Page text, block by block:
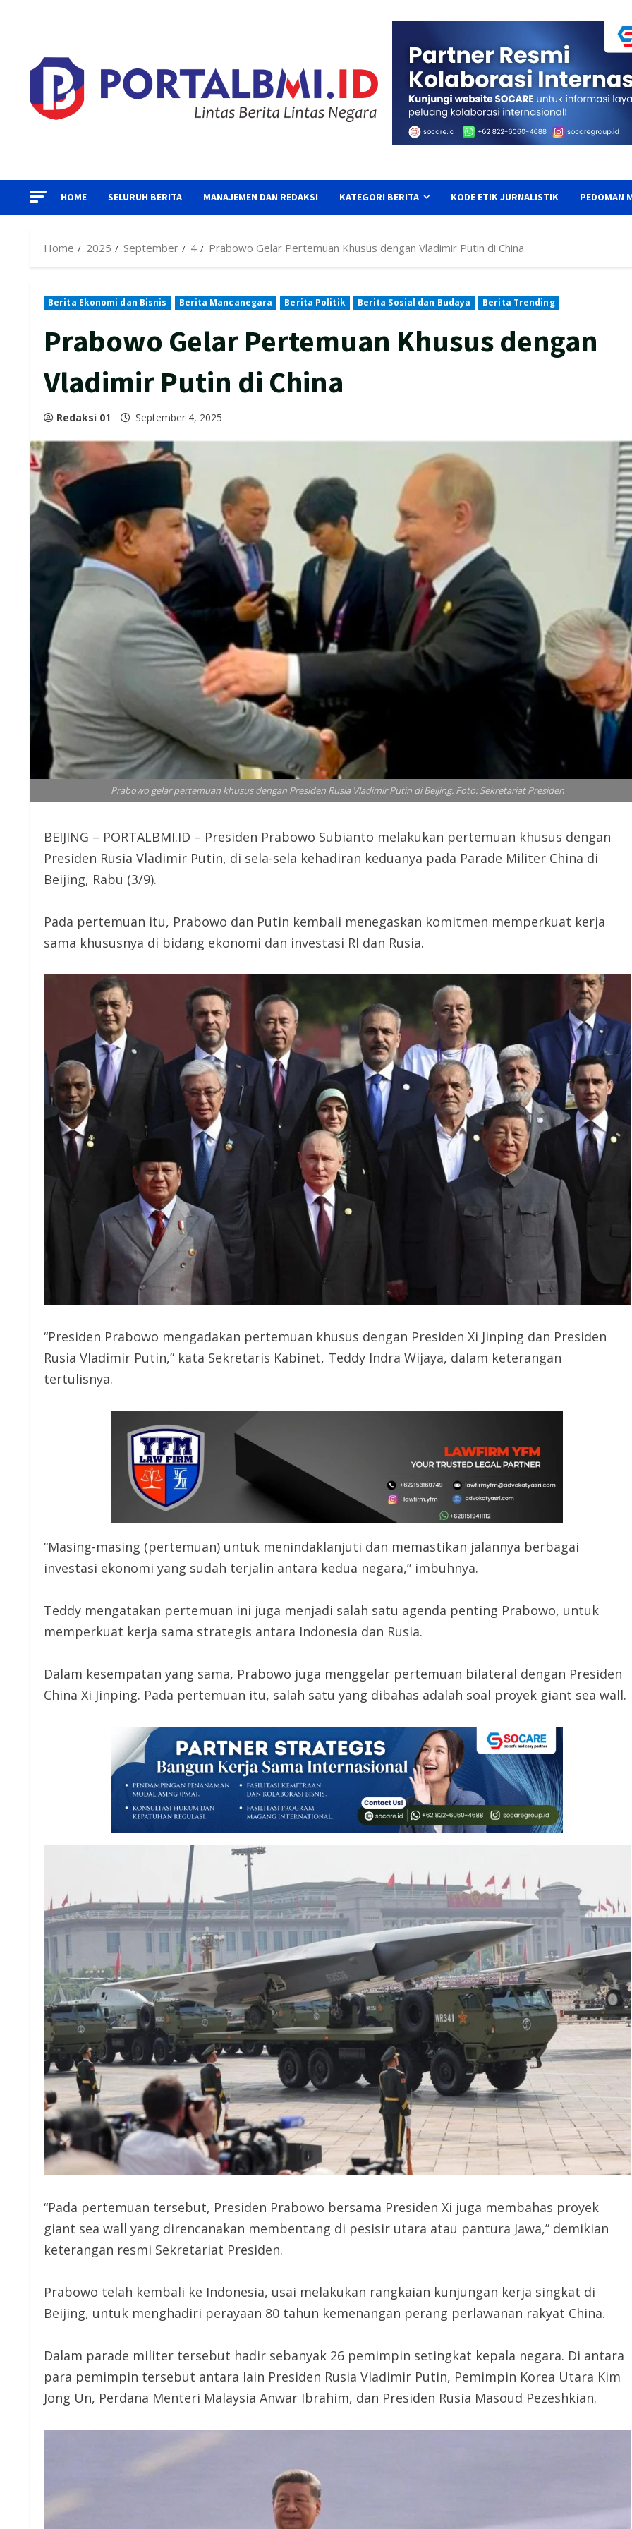
HOME SELURUH BERITA MANAJEMEN DAN REDAKSI KATEGORI BERITA KODE ETIK JURNALISTIK PEDOMAN
Home 2025 September 4 Prabowo Gelar Pertemuan Khusus dengan Vladimir Putin di China
Berita Ekonomi dan Bisnis Berita Mancanegara Berita Politik Berita Sosial dan Budaya Berita Trending
Prabowo Gelar Pertemuan Khusus dengan
Vladimir Putin di China
Redaksi 01 September 4, 2025
Prabowo gelar pertemuan khusus dengan Presiden Rusia Vladimir Putin di Beijing. Foto: Sekretariat Presiden
BEIJING – PORTALBMI.ID – Presiden Prabowo Subianto melakukan pertemuan khusus dengan
Presiden Rusia Vladimir Putin, di sela-sela kehadiran keduanya pada Parade Militer China di
Beijing, Rabu (3/9).
Pada pertemuan itu, Prabowo dan Putin kembali menegaskan komitmen memperkuat kerja
sama khususnya di bidang ekonomi dan investasi RI dan Rusia.
“Presiden Prabowo mengadakan pertemuan khusus dengan Presiden Xi Jinping dan Presiden
Rusia Vladimir Putin,” kata Sekretaris Kabinet, Teddy Indra Wijaya, dalam keterangan
tertulisnya.
“Masing-masing (pertemuan) untuk menindaklanjuti dan memastikan jalannya berbagai
investasi ekonomi yang sudah terjalin antara kedua negara,” imbuhnya.
Teddy mengatakan pertemuan ini juga menjadi salah satu agenda penting Prabowo, untuk
memperkuat kerja sama strategis antara Indonesia dan Rusia.
Dalam kesempatan yang sama, Prabowo juga menggelar pertemuan bilateral dengan Presiden
China Xi Jinping. Pada pertemuan itu, salah satu yang dibahas adalah soal proyek giant sea wall.
“Pada pertemuan tersebut, Presiden Prabowo bersama Presiden Xi juga membahas proyek
giant sea wall yang direncanakan membentang di pesisir utara atau pantura Jawa,” demikian
keterangan resmi Sekretariat Presiden.
Prabowo telah kembali ke Indonesia, usai melakukan rangkaian kunjungan kerja singkat di
Beijing, untuk menghadiri perayaan 80 tahun kemenangan perang perlawanan rakyat China.
Dalam parade militer tersebut hadir sebanyak 26 pemimpin setingkat kepala negara. Di antara
para pemimpin tersebut antara lain Presiden Rusia Vladimir Putin, Pemimpin Korea Utara Kim
Jong Un, Perdana Menteri Malaysia Anwar Ibrahim, dan Presiden Rusia Masoud Pezeshkian.